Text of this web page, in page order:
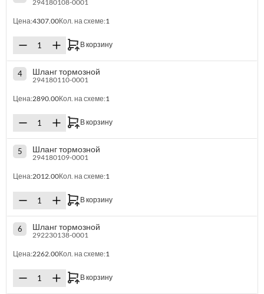
294180108-0001
Цена:4307.00Кол. на схеме:1
В корзину
4 Шланг тормозной
294180110-0001
Цена:2890.00Кол. на схеме:1
В корзину
5 Шланг тормозной
294180109-0001
Цена:2012.00Кол. на схеме:1
В корзину
6 Шланг тормозной
292230138-0001
Цена:2262.00Кол. на схеме:1
В корзину